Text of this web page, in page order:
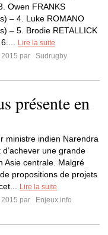
Owen FRANKS
– 4. Luke ROMANO
– 5. Brodie RETALLICK
Lire la suite
par
Sudrugby
présente en
ministre indien Narendra
d’achever une grande
Asie centrale. Malgré
de propositions de projets
Lire la suite
par
Enjeux.info